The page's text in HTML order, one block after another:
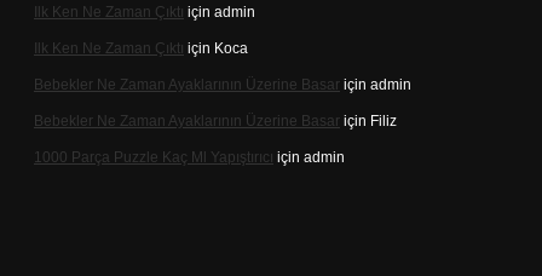
Ilk Ken Ne Zaman Çıktı için admin
Ilk Ken Ne Zaman Çıktı için Koca
Bebekler Ne Zaman Ayaklarının Üzerine Basar için admin
Bebekler Ne Zaman Ayaklarının Üzerine Basar için Filiz
1000 Parça Puzzle Kaç Ml Yapıştırıcı için admin